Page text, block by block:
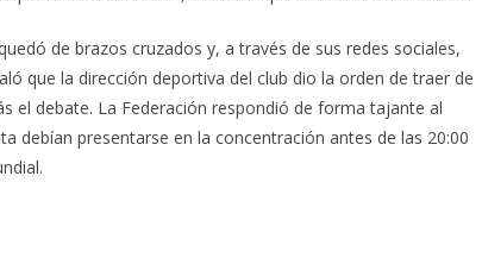
de brazos cruzados y, a través de sus redes sociales,
que la dirección deportiva del club dio la orden de traer de
el debate. La Federación respondió de forma tajante al
debían presentarse en la concentración antes de las 20:00